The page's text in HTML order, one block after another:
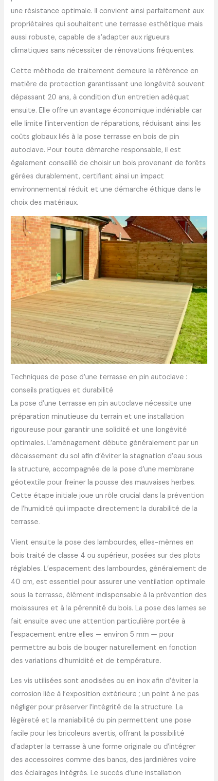
une résistance optimale. Il convient ainsi parfaitement aux
propriétaires qui souhaitent une terrasse esthétique mais
aussi robuste, capable de s’adapter aux rigueurs
climatiques sans nécessiter de rénovations fréquentes.
Cette méthode de traitement demeure la référence en
matière de protection garantissant une longévité souvent
dépassant 20 ans, à condition d’un entretien adéquat
ensuite. Elle offre un avantage économique indéniable car
elle limite l’intervention de réparations, réduisant ainsi les
coûts globaux liés à la pose terrasse en bois de pin
autoclave. Pour toute démarche responsable, il est
également conseillé de choisir un bois provenant de forêts
gérées durablement, certifiant ainsi un impact
environnemental réduit et une démarche éthique dans le
choix des matériaux.
Techniques de pose d’une terrasse en pin autoclave :
conseils pratiques et durabilité
La pose d’une terrasse en pin autoclave nécessite une
préparation minutieuse du terrain et une installation
rigoureuse pour garantir une solidité et une longévité
optimales. L’aménagement débute généralement par un
décaissement du sol afin d’éviter la stagnation d’eau sous
la structure, accompagnée de la pose d’une membrane
géotextile pour freiner la pousse des mauvaises herbes.
Cette étape initiale joue un rôle crucial dans la prévention
de l’humidité qui impacte directement la durabilité de la
terrasse.
Vient ensuite la pose des lambourdes, elles-mêmes en
bois traité de classe 4 ou supérieur, posées sur des plots
réglables. L’espacement des lambourdes, généralement de
40 cm, est essentiel pour assurer une ventilation optimale
sous la terrasse, élément indispensable à la prévention des
moisissures et à la pérennité du bois. La pose des lames se
fait ensuite avec une attention particulière portée à
l’espacement entre elles — environ 5 mm — pour
permettre au bois de bouger naturellement en fonction
des variations d’humidité et de température.
Les vis utilisées sont anodisées ou en inox afin d’éviter la
corrosion liée à l’exposition extérieure ; un point à ne pas
négliger pour préserver l’intégrité de la structure. La
légèreté et la maniabilité du pin permettent une pose
facile pour les bricoleurs avertis, offrant la possibilité
d’adapter la terrasse à une forme originale ou d’intégrer
des accessoires comme des bancs, des jardinières voire
des éclairages intégrés. Le succès d’une installation